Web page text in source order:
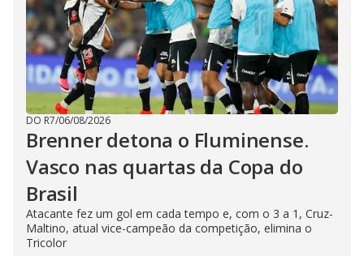
DO R7/06/08/2026
Brenner detona o Fluminense.
Vasco nas quartas da Copa do
Brasil
Atacante fez um gol em cada tempo e, com o 3 a 1, Cruz-
Maltino, atual vice-campeão da competição, elimina o
Tricolor